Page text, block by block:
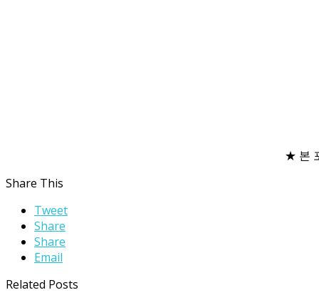
★ 본
Share This
Tweet
Share
Share
Email
Related Posts